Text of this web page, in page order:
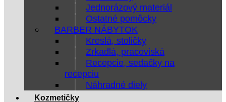
Jednorázový materiál
Ostatné pomôcky
BARBER NÁBYTOK
Kreslá, stoličky
Zrkadlá, pracoviská
Recepcie, sedačky na
recepciu
Náhradné diely
Kozmetičky